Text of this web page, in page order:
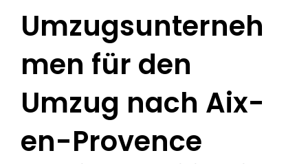
Umzugsunterneh
men für den
Umzug nach Aix-
en-Provence